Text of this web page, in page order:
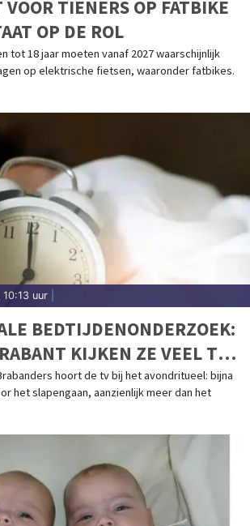
TIENERS OP FATBIKE
OP DE ROL
tot 18 jaar moeten vanaf 2027 waarschijnlijk
op elektrische fietsen, waaronder fatbikes.
uur
BEDTIJDENONDERZOEK:
KIJKEN ZE VEEL TV
hoort de tv bij het avondritueel: bijna
het slapengaan, aanzienlijk meer dan het